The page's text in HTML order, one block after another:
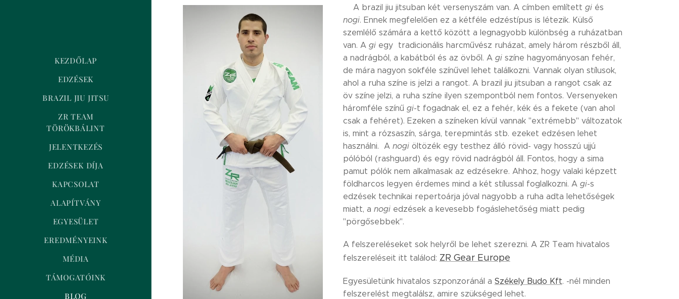
KEZDŐLAP
EDZÉSEK
BRAZIL JIU JITSU
ZR TEAM
TÖRÖKBÁLINT
JELENTKEZÉS
EDZÉSEK DÍJA
KAPCSOLAT
ALAPÍTVÁNY
EGYESÜLET
EREDMÉNYEINK
MÉDIA
TÁMOGATÓINK
BLOG
A brazil jiu jitsuban két versenyszám van. A címben említett giés
nogi. Ennek megfelelően ez a kétféle edzéstípus is létezik. Külső
szemlélő számára a kettő között a legnagyobb különbség a ruházatban
van. A giegy tradicionális harcművész ruházat, amely három részből áll,
a nadrágból, a kabátból és az övből. A giszíne hagyományosan fehér,
de mára nagyon sokféle színűvel lehet találkozni. Vannak olyan stílusok,
ahol a ruha színe is jelzi a rangot. A brazil jiu jitsuban a rangot csak az
öv színe jelzi, a ruha színe ilyen szempontból nem fontos. Versenyeken
háromféle színű gi-t fogadnak el, ez a fehér, kék és a fekete (van ahol
csak a fehéret). Ezeken a színeken kívül vannak "extrémebb" változatok
is, mint a rózsaszín, sárga, terepmintás stb. ezeket edzésen lehet
használni. A nogiöltözék egy testhez álló rövid- vagy hosszú ujjú
pólóból (rashguard) és egy rövid nadrágból áll. Fontos, hogy a sima
pamut pólók nem alkalmasak az edzésekre. Ahhoz, hogy valaki képzett
földharcos legyen érdemes mind a két stílussal foglalkozni. A gi-s
edzések technikai repertoárja jóval nagyobb a ruha adta lehetőségek
miatt, a nogi edzések a kevesebb fogáslehetőség miatt pedig
"pörgősebbek".
A felszereléseket sok helyről be lehet szerezni. A ZR Team hivatalos
felszereléseit itt találod: ZR Gear Europe
Egyesületünk hivatalos szponzoránál a Székely Budo Kft. -nél minden
felszerelést megtalálsz, amire szükséged lehet.